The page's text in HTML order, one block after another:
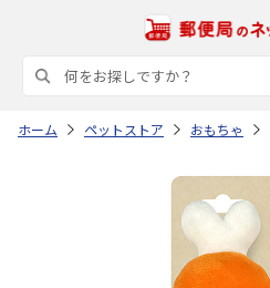
ホーム ペットストア おもちゃ